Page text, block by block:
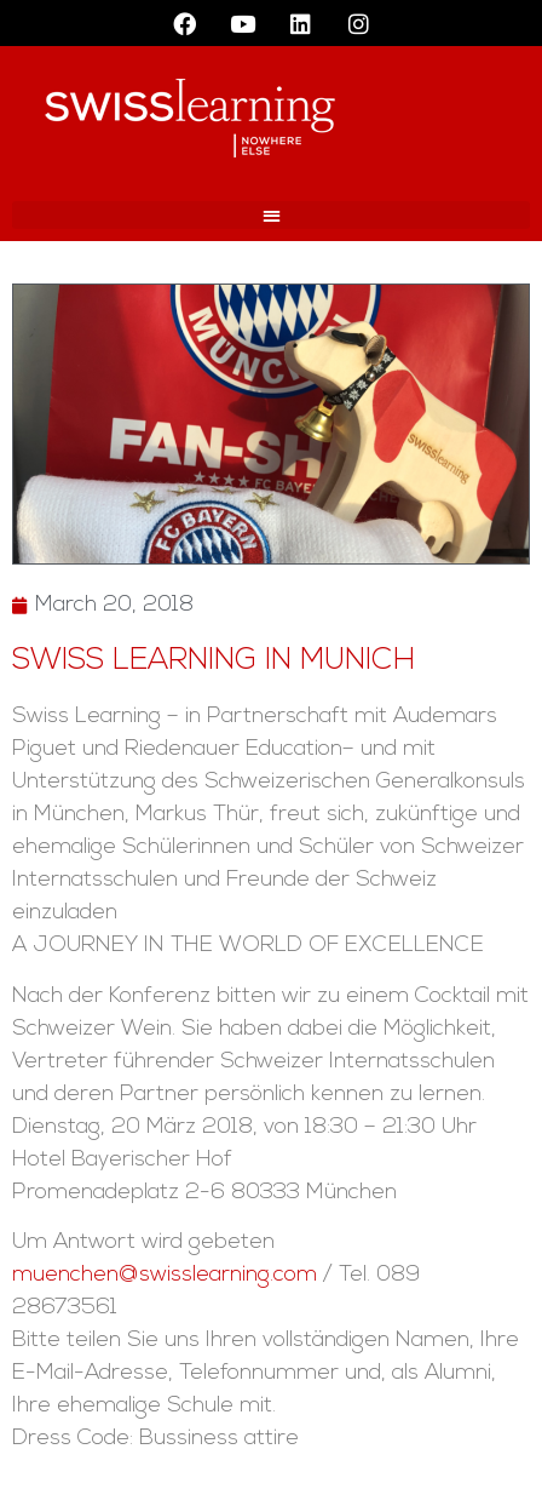
March 20, 2018
SWISS LEARNING IN MUNICH
Swiss Learning – in Partnerschaft mit Audemars
Piguet und Riedenauer Education– und mit
Unterstützung des Schweizerischen Generalkonsuls
in München, Markus Thür, freut sich, zukünftige und
ehemalige Schülerinnen und Schüler von Schweizer
Internatsschulen und Freunde der Schweiz
einzuladen
A JOURNEY IN THE WORLD OF EXCELLENCE
Nach der Konferenz bitten wir zu einem Cocktail mit
Schweizer Wein. Sie haben dabei die Möglichkeit,
Vertreter führender Schweizer Internatsschulen
und deren Partner persönlich kennen zu lernen.
Dienstag, 20 März 2018, von 18:30 – 21:30 Uhr
Hotel Bayerischer Hof
Promenadeplatz 2-6 80333 München
Um Antwort wird gebeten
muenchen@swisslearning.com / Tel. 089
28673561
Bitte teilen Sie uns Ihren vollständigen Namen, Ihre
E-Mail-Adresse, Telefonnummer und, als Alumni,
Ihre ehemalige Schule mit.
Dress Code: Bussiness attire